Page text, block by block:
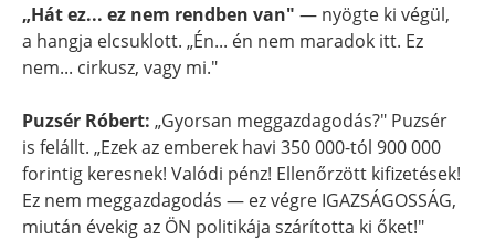
„Hát ez... ez nem rendben van" — nyögte ki végül,
a hangja elcsuklott. „Én... én nem maradok itt. Ez
nem... cirkusz, vagy mi."
Puzsér Róbert: „Gyorsan meggazdagodás?" Puzsér
is felállt. „Ezek az emberek havi 350 000-tól 900 000
forintig keresnek! Valódi pénz! Ellenőrzött kifizetések!
Ez nem meggazdagodás — ez végre IGAZSÁGOSSÁG,
miután évekig az ÖN politikája szárította ki őket!"